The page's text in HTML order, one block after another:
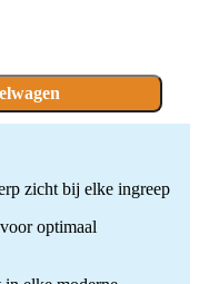
zicht bij elke ingreep
optimaal